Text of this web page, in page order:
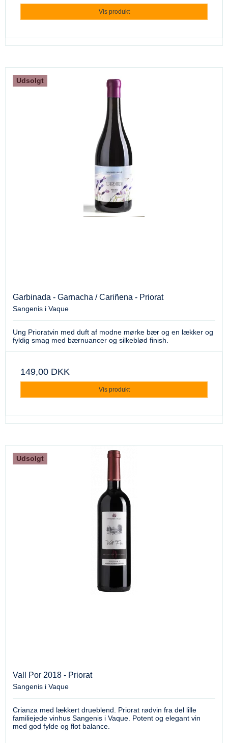
Vis produkt
Udsolgt
Garbinada - Garnacha / Cariñena - Priorat
Sangenis i Vaque
Ung Prioratvin med duft af modne mørke bær og en lækker og
fyldig smag med bærnuancer og silkeblød finish.
149,00 DKK
Vis produkt
Udsolgt
Vall Por 2018 - Priorat
Sangenis i Vaque
Crianza med lækkert drueblend. Priorat rødvin fra del lille
familiejede vinhus Sangenis i Vaque. Potent og elegant vin
med god fylde og flot balance.